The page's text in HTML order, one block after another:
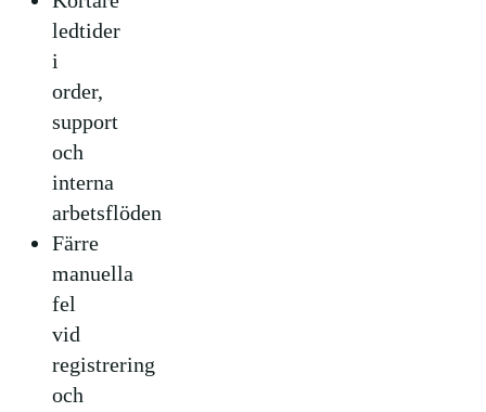
ledtider
i
order,
support
och
interna
arbetsflöden
Färre
manuella
fel
vid
registrering
och